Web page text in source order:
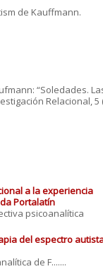
de Kauffmann.
“Soledades.
Relacional, 5
a la experiencia
Portalatín
psicoanalítica
del espectro
de F.......